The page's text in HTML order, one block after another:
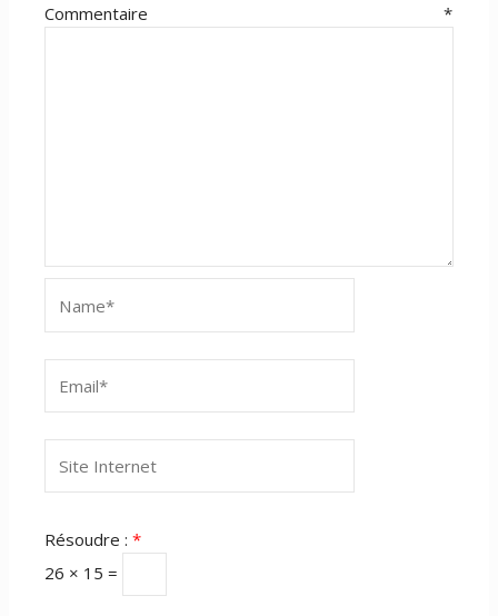
Commentaire*
Internet
Résoudre :*
26 × 15 =